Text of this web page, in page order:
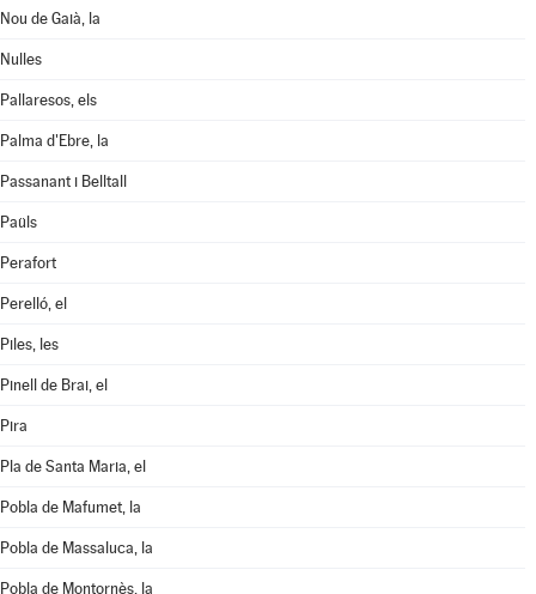
Nou de Gaià, la
Nulles
Pallaresos, els
Palma d'Ebre, la
Passanant i Belltall
Paüls
Perafort
Perelló, el
Piles, les
Pinell de Brai, el
Pira
Pla de Santa Maria, el
Pobla de Mafumet, la
Pobla de Massaluca, la
Pobla de Montornès, la